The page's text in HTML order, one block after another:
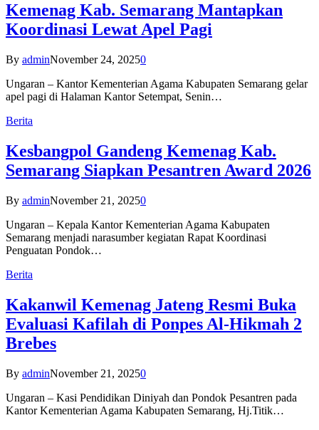
Kemenag Kab. Semarang Mantapkan
Koordinasi Lewat Apel Pagi
By adminNovember 24, 20250
Ungaran – Kantor Kementerian Agama Kabupaten Semarang gelar
apel pagi di Halaman Kantor Setempat, Senin…
Berita
Kesbangpol Gandeng Kemenag Kab.
Semarang Siapkan Pesantren Award 2026
By adminNovember 21, 20250
Ungaran – Kepala Kantor Kementerian Agama Kabupaten
Semarang menjadi narasumber kegiatan Rapat Koordinasi
Penguatan Pondok…
Berita
Kakanwil Kemenag Jateng Resmi Buka
Evaluasi Kafilah di Ponpes Al-Hikmah 2
Brebes
By adminNovember 21, 20250
Ungaran – Kasi Pendidikan Diniyah dan Pondok Pesantren pada
Kantor Kementerian Agama Kabupaten Semarang, Hj.Titik…